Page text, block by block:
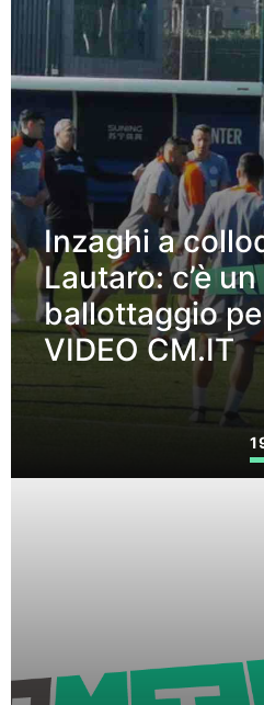
Inzaghi a
Lautaro: c’è
ballottaggio
VIDEO CM.IT